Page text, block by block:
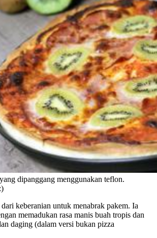
dipanggang menggunakan teflon.
keberanian untuk menabrak pakem. Ia
memadukan rasa manis buah tropis dan
daging (dalam versi bukan pizza